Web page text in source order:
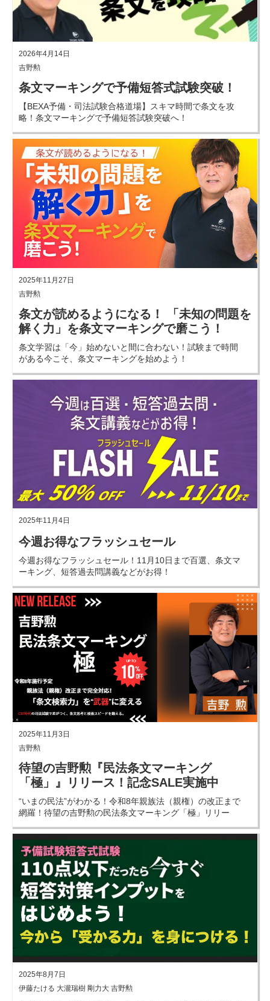
2026年4月14日
吉野勲
条文マーキングで予備短答式試験突破！
【BEXA予備・司法試験合格道場】スキマ時間で条文を攻
略！条文マーキングで予備短答試験突破へ！
2025年11月27日
吉野勲
条文が読めるようになる！ 「未知の問題を
解く力」を条文マーキングで磨こう！
条文学習は「今」始めないと間に合わない！試験まで時間
がある今こそ、条文マーキングを始めよう！
2025年11月4日
今週お得なフラッシュセール
今週お得なフラッシュセール！11月10日まで百選、条文マ
ーキング、短答過去問講義などがお得！
2025年11月3日
吉野勲
待望の吉野勲『民法条文マーキング
「極」』リリース！記念SALE実施中
“いまの民法”がわかる！令和8年親族法（親権）の改正まで
網羅！待望の吉野勲の民法条文マーキング「極」リリー
2025年8月7日
伊藤たける 大瀧瑞樹 剛力大 吉野勲